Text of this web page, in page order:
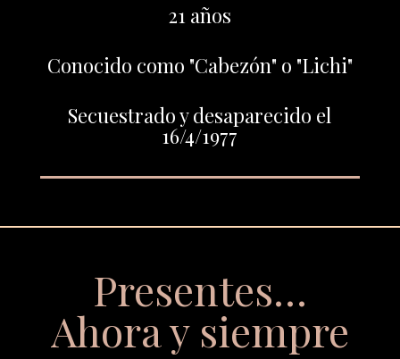
21 años
Conocido como "Cabezón" o "Lichi"
Secuestrado y desaparecido el
16/4/1977
Presentes…
Ahora y siempre